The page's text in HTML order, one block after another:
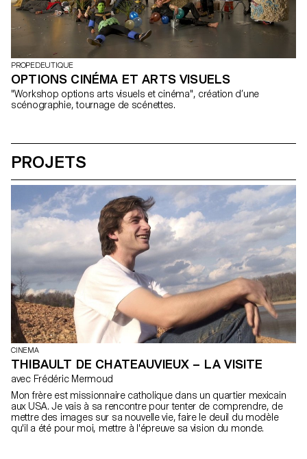
PROPEDEUTIQUE
OPTIONS CINÉMA ET ARTS VISUELS
"Workshop options arts visuels et cinéma", création d’une
scénographie, tournage de scénettes.
PROJETS
CINEMA
THIBAULT DE CHATEAUVIEUX – LA VISITE
avec Frédéric Mermoud
Mon frère est missionnaire catholique dans un quartier mexicain
aux USA. Je vais à sa rencontre pour tenter de comprendre, de
mettre des images sur sa nouvelle vie, faire le deuil du modèle
qu'il a été pour moi, mettre à l'épreuve sa vision du monde.